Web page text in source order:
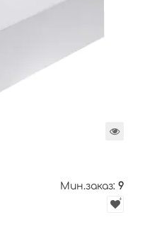
Мин.заказ: 9